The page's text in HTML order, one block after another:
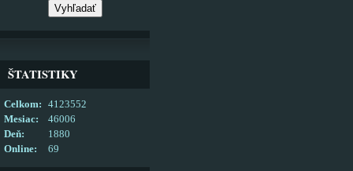
ŠTATISTIKY
Online: 69
Celkom:
4123552
Mesiac:
46006
Deň:
1880